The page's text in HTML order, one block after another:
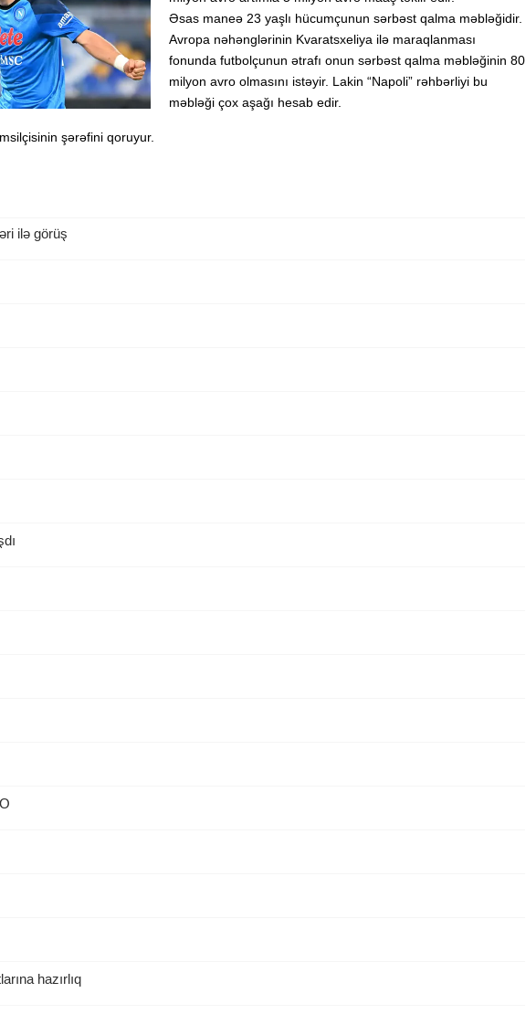
Əsas maneə 23 yaşlı hücumçunun sərbəst qalma məbləğidir.
Avropa nəhənglərinin Kvaratsxeliya ilə maraqlanması
fonunda futbolçunun ətrafı onun sərbəst qalma məbləğinin 80
milyon avro olmasını istəyir. Lakin “Napoli” rəhbərliyi bu
məbləği çox aşağı hesab edir.
şərəfini qoruyur.
ilə görüş
hazırlıq